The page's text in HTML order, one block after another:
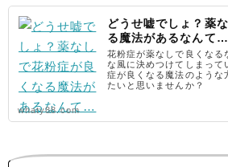
どうせ嘘でしょ？薬
る魔法があるなんて…
花粉症が薬なしで良くな
な風に決めつけてしまって
症が良くなる魔法のような
たいと思いませんか？
whaty88.com